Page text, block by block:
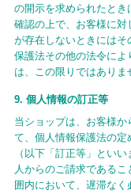
の開示を求められたと
確認の上で、お客様に
が存在しないときには
保護法その他の法令に
は、この限りではありま
9. 個人情報の訂正等
当ショップは、お客様
て、個人情報保護法の
（以下「訂正等」とい
人からのご請求である
囲内において、遅滞な